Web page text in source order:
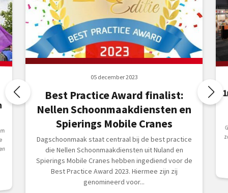
05 december 2023
Best Practice Award finalist:
Nellen Schoonmaakdiensten en
Spierings Mobile Cranes
Dagschoonmaak staat centraal bij de best practice
die Nellen Schoonmaakdiensten uit Nuland en
Spierings Mobile Cranes hebben ingediend voor de
Best Practice Award 2023. Hiermee zijn zij
genomineerd voor...